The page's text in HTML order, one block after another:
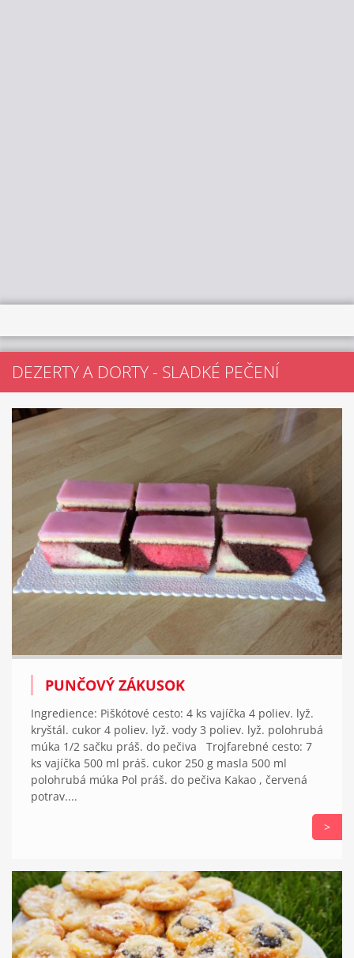
DEZERTY A DORTY - SLADKÉ PEČENÍ
PUNČOVÝ ZÁKUSOK
Ingredience: Piškótové cesto: 4 ks vajíčka 4 poliev. lyž.
kryštál. cukor 4 poliev. lyž. vody 3 poliev. lyž. polohrubá
múka 1/2 sačku práš. do pečiva Trojfarebné cesto: 7
ks vajíčka 500 ml práš. cukor 250 g masla 500 ml
polohrubá múka Pol práš. do pečiva Kakao , červená
potrav....
>